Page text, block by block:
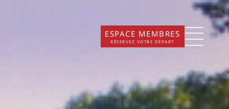
ESPACE MEMBRES
RÉSERVEZ VOTRE DÉPART